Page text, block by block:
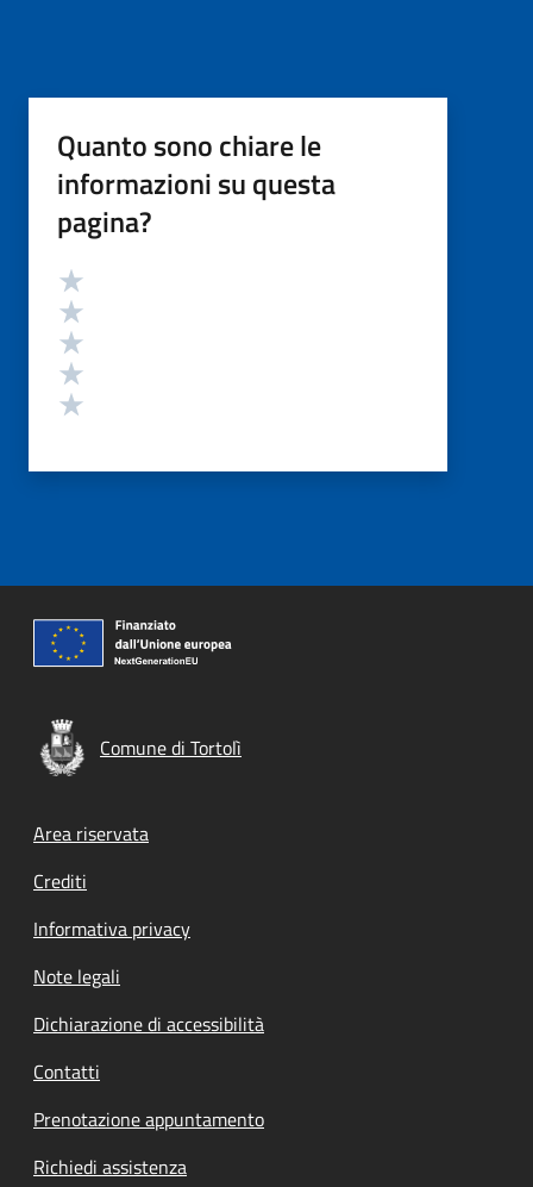
Quanto sono chiare le
informazioni su questa
pagina?
Valutazione
Comune di Tortolì
Footer menu
Area riservata
Crediti
Informativa privacy
Note legali
Dichiarazione di accessibilità
Contatti
Prenotazione appuntamento
Richiedi assistenza